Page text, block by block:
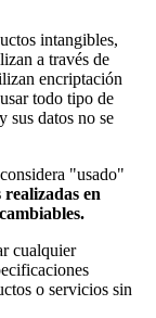
intangibles,
a través de
encriptación
todo tipo de
sus datos no se
"usado"
en
cualquier
o servicios sin